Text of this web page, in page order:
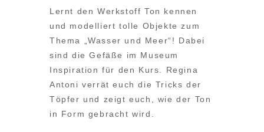
Lernt den Werkstoff Ton kennen
und modelliert tolle Objekte zum
Thema „Wasser und Meer“! Dabei
sind die Gefäße im Museum
Inspiration für den Kurs. Regina
Antoni verrät euch die Tricks der
Töpfer und zeigt euch, wie der Ton
in Form gebracht wird.